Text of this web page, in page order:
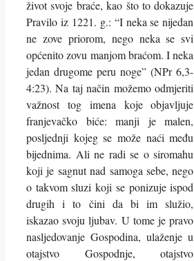
život svoje braće, kao što to dokazuje
Pravilo iz 1221. g.: “I neka se nijedan
ne zove priorom, nego neka se svi
općenito zovu manjom braćom. I neka
jedan drugome peru noge” (NPr 6,3-
4:23). Na taj način možemo odmjeriti
važnost tog imena koje objavljuje
franjevačko biće: manji je malen,
posljednji kojeg se može naći među
bijednima. Ali ne radi se o siromahu
koji je sagnut nad samoga sebe, nego
o takvom sluzi koji se ponizuje ispod
drugih i to čini da bi im služio,
iskazao svoju ljubav. U tome je pravo
nasljedovanje Gospodina, ulaženje u
otajstvo Gospodnje, otajstvo